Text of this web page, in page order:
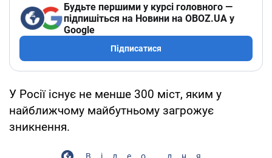
Будьте першими у курсі головного —
підпишіться на Новини на OBOZ.UA у
Google
Підписатися
У Росії існує не менше 300 міст, яким у
найближчому майбутньому загрожує
зникнення.
Відео дня